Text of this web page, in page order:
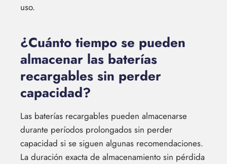
uso.
¿Cuánto tiempo se pueden
almacenar las baterías
recargables sin perder
capacidad?
Las baterías recargables pueden almacenarse
durante períodos prolongados sin perder
capacidad si se siguen algunas recomendaciones.
La duración exacta de almacenamiento sin pérdida